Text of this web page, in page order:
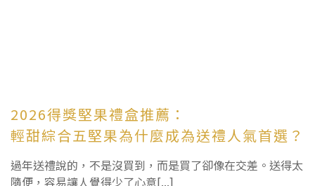
2026得獎堅果禮盒推薦：
輕甜綜合五堅果為什麼成為送禮人氣首選？
過年送禮說的，不是沒買到，而是買了卻像在交差。送得太
隨便，容易讓人覺得少了心意[...]